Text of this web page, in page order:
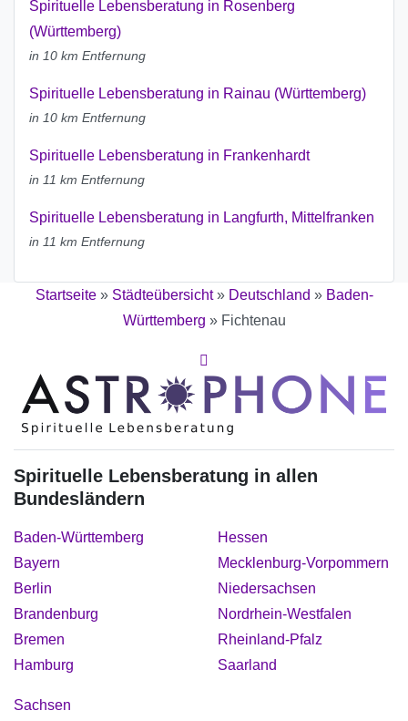
Spirituelle Lebensberatung in Rosenberg
(Württemberg)
in 10 km Entfernung
Spirituelle Lebensberatung in Rainau (Württemberg)
in 10 km Entfernung
Spirituelle Lebensberatung in Frankenhardt
in 11 km Entfernung
Spirituelle Lebensberatung in Langfurth, Mittelfranken
in 11 km Entfernung
Startseite» Städteübersicht» Deutschland » Baden-
Württemberg » Fichtenau
Spirituelle Lebensberatung in allen
Bundesländern
Baden-Württemberg
Bayern
Berlin
Brandenburg
Bremen
Hamburg
Hessen
Mecklenburg-Vorpommern
Niedersachsen
Nordrhein-Westfalen
Rheinland-Pfalz
Saarland
Sachsen